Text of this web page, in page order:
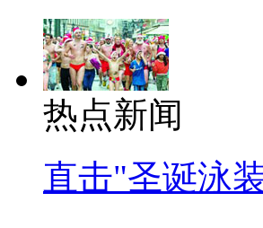
热点新闻
直击"圣诞泳